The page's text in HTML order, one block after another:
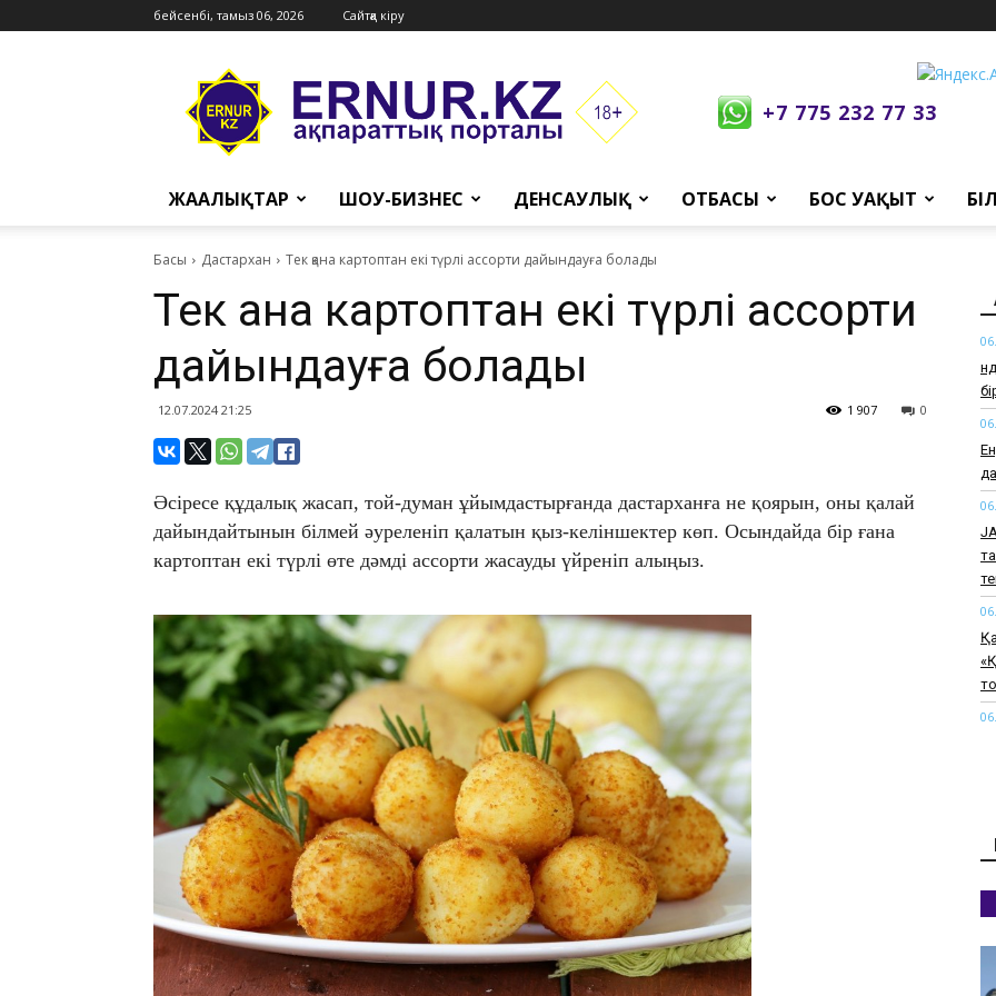
бейсенбі, тамыз 06, 2026 Сайтқа кіру
Ernur
Press
+7 775 232 77 33
ЖАҢАЛЫҚТАР ШОУ-БИЗНЕС ДЕНСАУЛЫҚ ОТБАСЫ БОС УАҚЫТ
Басы Дастархан Тек қана картоптан екі түрлі ассорти дайындауға болады
Тек қана картоптан екі түрлі ассорти
дайындауға болады
12.07.2024 21:25 0
1 907
Әсіресе құдалық жасап, той-думан ұйымдастырғанда дастарханға не қоярын, оны қалай
дайындайтынын білмей әуреленіп қалатын қыз-келіншектер көп. Осындайда бір ғана
картоптан екі түрлі өте дәмді ассорти жасауды үйреніп алыңыз.